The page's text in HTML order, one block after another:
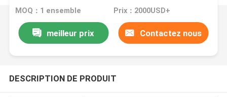
des eaux résiduaires industriel
MOQ：1 ensemble Prix：2000USD+
meilleur prix Contactez nous
DESCRIPTION DE PRODUIT